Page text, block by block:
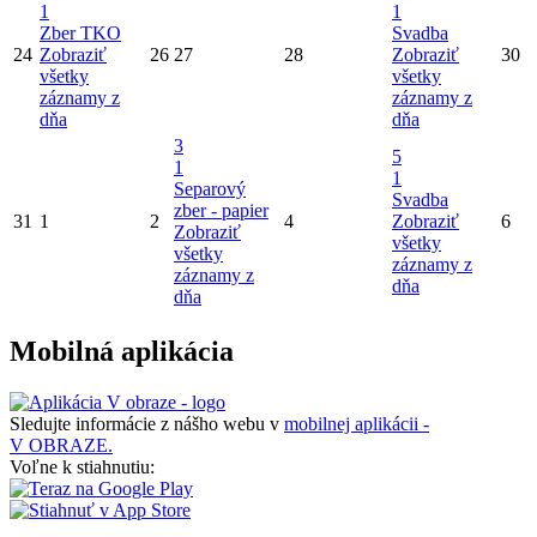
24
1
Zber TKO
Zobraziť
všetky
záznamy z
dňa
26 27 28
1
Svadba
Zobraziť
všetky
záznamy z
dňa
30
31 1 2
3
1
Separový
zber - papier
Zobraziť
všetky
záznamy z
dňa
4
5
1
Svadba
Zobraziť
všetky
záznamy z
dňa
6
Mobilná aplikácia
Sledujte informácie z nášho webu v mobilnej aplikácii -
V OBRAZE.
Voľne k stiahnutiu: